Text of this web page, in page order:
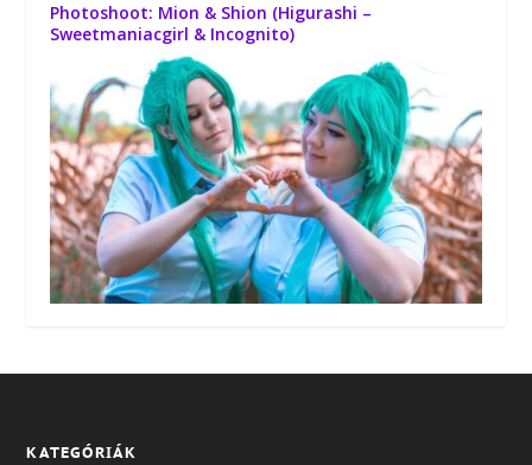
Photoshoot: Mion & Shion (Higurashi –
Sweetmaniacgirl & Incognito)
KATEGÓRIÁK